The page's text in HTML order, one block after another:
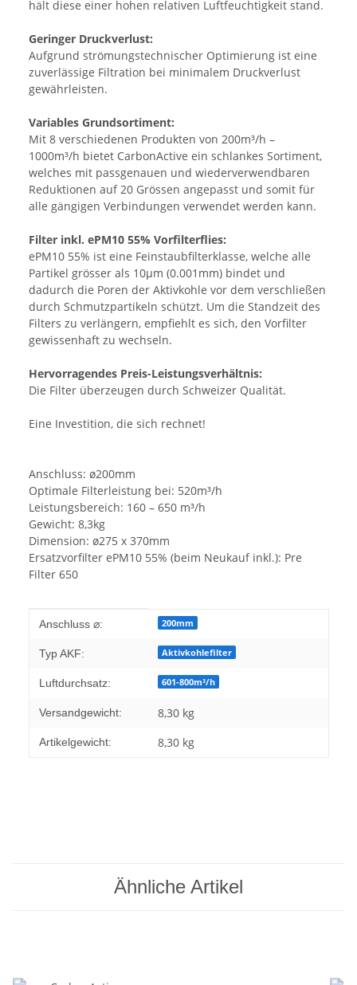
hält diese einer hohen relativen Luftfeuchtigkeit stand.
Geringer Druckverlust:
Aufgrund strömungstechnischer Optimierung ist eine
zuverlässige Filtration bei minimalem Druckverlust
gewährleisten.
Variables Grundsortiment:
Mit 8 verschiedenen Produkten von 200m³/h –
1000m³/h bietet CarbonActive ein schlankes Sortiment,
welches mit passgenauen und wiederverwendbaren
Reduktionen auf 20 Grössen angepasst und somit für
alle gängigen Verbindungen verwendet werden kann.
Filter inkl. ePM10 55% Vorfilterflies:
ePM10 55% ist eine Feinstaubfilterklasse, welche alle
Partikel grösser als 10µm (0.001mm) bindet und
dadurch die Poren der Aktivkohle vor dem verschließen
durch Schmutzpartikeln schützt. Um die Standzeit des
Filters zu verlängern, empfiehlt es sich, den Vorfilter
gewissenhaft zu wechseln.
Hervorragendes Preis-Leistungsverhältnis:
Die Filter überzeugen durch Schweizer Qualität.
Eine Investition, die sich rechnet!
Anschluss: ø200mm
Optimale Filterleistung bei: 520m³/h
Leistungsbereich: 160 – 650 m³/h
Gewicht: 8,3kg
Dimension: ø275 x 370mm
Ersatzvorfilter ePM10 55% (beim Neukauf inkl.): Pre
Filter 650
Produkteigenschaft
Wert
Anschluss ⌀: 200mm
Typ AKF: Aktivkohlefilter
Luftdurchsatz: 601-800m³/h
Versandgewicht: 8,30 kg
Artikelgewicht: 8,30 kg
Ähnliche Artikel